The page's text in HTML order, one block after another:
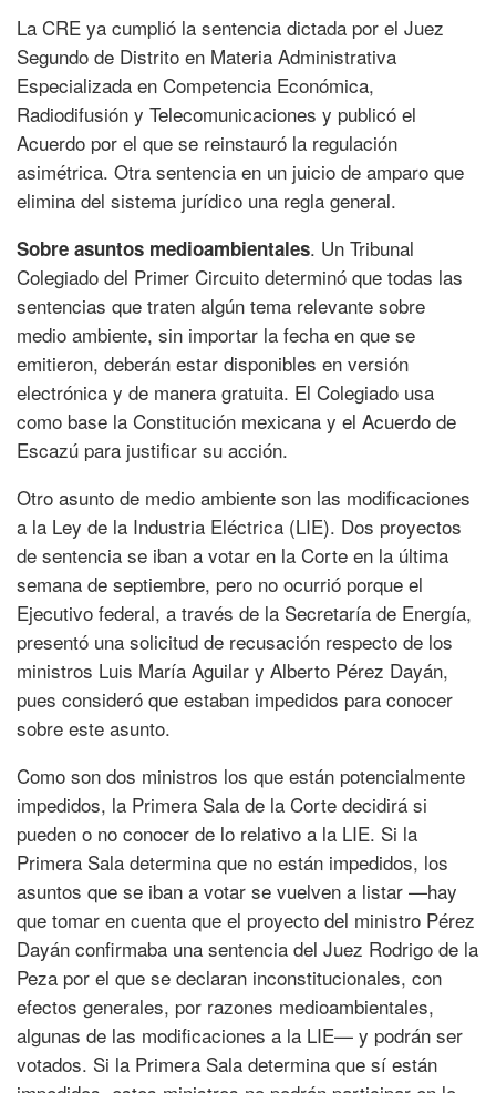
La CRE ya cumplió la sentencia dictada por el Juez
Segundo de Distrito en Materia Administrativa
Especializada en Competencia Económica,
Radiodifusión y Telecomunicaciones y publicó el
Acuerdo por el que se reinstauró la regulación
asimétrica. Otra sentencia en un juicio de amparo que
elimina del sistema jurídico una regla general.
Sobre asuntos medioambientales. Un Tribunal
Colegiado del Primer Circuito determinó que todas las
sentencias que traten algún tema relevante sobre
medio ambiente, sin importar la fecha en que se
emitieron, deberán estar disponibles en versión
electrónica y de manera gratuita. El Colegiado usa
como base la Constitución mexicana y el Acuerdo de
Escazú para justificar su acción.
Otro asunto de medio ambiente son las modificaciones
a la Ley de la Industria Eléctrica (LIE). Dos proyectos
de sentencia se iban a votar en la Corte en la última
semana de septiembre, pero no ocurrió porque el
Ejecutivo federal, a través de la Secretaría de Energía,
presentó una solicitud de recusación respecto de los
ministros Luis María Aguilar y Alberto Pérez Dayán,
pues consideró que estaban impedidos para conocer
sobre este asunto.
Como son dos ministros los que están potencialmente
impedidos, la Primera Sala de la Corte decidirá si
pueden o no conocer de lo relativo a la LIE. Si la
Primera Sala determina que no están impedidos, los
asuntos que se iban a votar se vuelven a listar —hay
que tomar en cuenta que el proyecto del ministro Pérez
Dayán confirmaba una sentencia del Juez Rodrigo de la
Peza por el que se declaran inconstitucionales, con
efectos generales, por razones medioambientales,
algunas de las modificaciones a la LIE— y podrán ser
votados. Si la Primera Sala determina que sí están